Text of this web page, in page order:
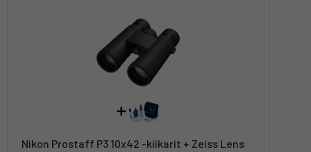
Nikon Prostaff P3 10x42 -kiikarit + Zeiss Lens